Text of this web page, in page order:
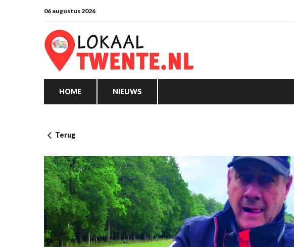
06 augustus 2026
HOME NIEUWS
Terug